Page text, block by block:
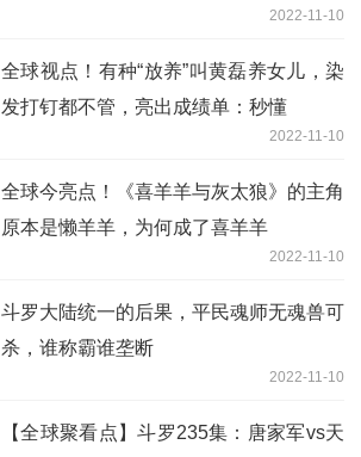
2022-11-10
全球视点！有种“放养”叫黄磊养女儿，染
发打钉都不管，亮出成绩单：秒懂
2022-11-10
全球今亮点！《喜羊羊与灰太狼》的主角
原本是懒羊羊，为何成了喜羊羊
2022-11-10
斗罗大陆统一的后果，平民魂师无魂兽可
杀，谁称霸谁垄断
2022-11-10
【全球聚看点】斗罗235集：唐家军vs天